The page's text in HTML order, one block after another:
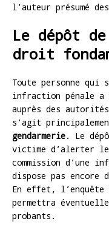
l’auteur présumé
Le dépôt
droit
Toute personne qui
infraction pénale a
auprès des
s’agit
gendarmerie. Le
victime d’alerter
commission d’une
dispose pas encore
En effet,
permettra
probants.